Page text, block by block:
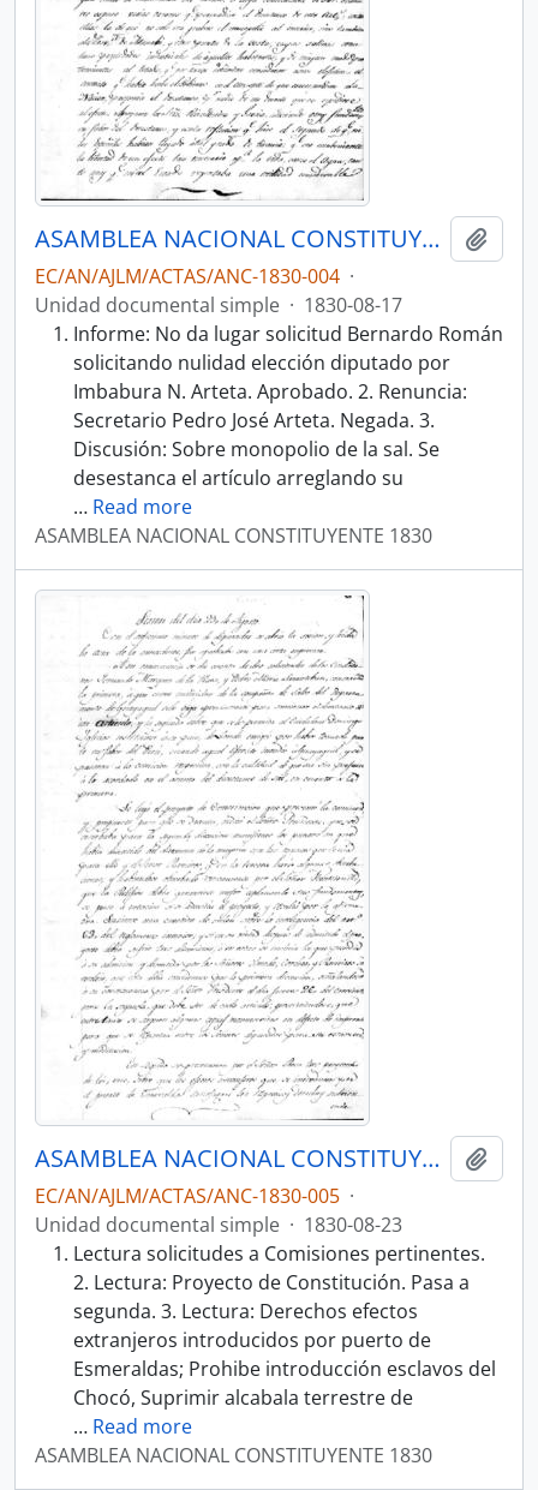
ASAMBLEA NACIONAL CONSTITUYENTE 1830
EC/AN/AJLM/ACTAS/ANC-1830-004 ·
Unidad documental simple · 1830-08-17
Informe: No da lugar solicitud Bernardo Román
solicitando nulidad elección diputado por
Imbabura N. Arteta. Aprobado. 2. Renuncia:
Secretario Pedro José Arteta. Negada. 3.
Discusión: Sobre monopolio de la sal. Se
desestanca el artículo arreglando su
… Read more
ASAMBLEA NACIONAL CONSTITUYENTE 1830
ASAMBLEA NACIONAL CONSTITUYENTE 1830
EC/AN/AJLM/ACTAS/ANC-1830-005 ·
Unidad documental simple · 1830-08-23
Lectura solicitudes a Comisiones pertinentes.
2. Lectura: Proyecto de Constitución. Pasa a
segunda. 3. Lectura: Derechos efectos
extranjeros introducidos por puerto de
Esmeraldas; Prohibe introducción esclavos del
Chocó, Suprimir alcabala terrestre de
… Read more
ASAMBLEA NACIONAL CONSTITUYENTE 1830